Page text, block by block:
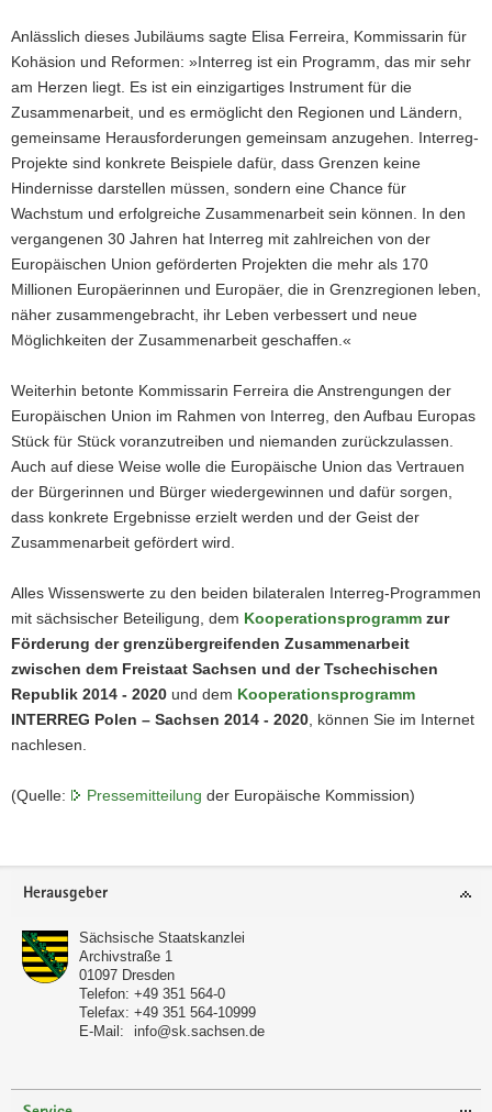
Anlässlich dieses Jubiläums sagte Elisa Ferreira, Kommissarin für
Kohäsion und Reformen: »Interreg ist ein Programm, das mir sehr
am Herzen liegt. Es ist ein einzigartiges Instrument für die
Zusammenarbeit, und es ermöglicht den Regionen und Ländern,
gemeinsame Herausforderungen gemeinsam anzugehen. Interreg-
Projekte sind konkrete Beispiele dafür, dass Grenzen keine
Hindernisse darstellen müssen, sondern eine Chance für
Wachstum und erfolgreiche Zusammenarbeit sein können. In den
vergangenen 30 Jahren hat Interreg mit zahlreichen von der
Europäischen Union geförderten Projekten die mehr als 170
Millionen Europäerinnen und Europäer, die in Grenzregionen leben,
näher zusammengebracht, ihr Leben verbessert und neue
Möglichkeiten der Zusammenarbeit geschaffen.«
Weiterhin betonte Kommissarin Ferreira die Anstrengungen der
Europäischen Union im Rahmen von Interreg, den Aufbau Europas
Stück für Stück voranzutreiben und niemanden zurückzulassen.
Auch auf diese Weise wolle die Europäische Union das Vertrauen
der Bürgerinnen und Bürger wiedergewinnen und dafür sorgen,
dass konkrete Ergebnisse erzielt werden und der Geist der
Zusammenarbeit gefördert wird.
Alles Wissenswerte zu den beiden bilateralen Interreg-Programmen
mit sächsischer Beteiligung, dem Kooperationsprogramm zur
Förderung der grenzübergreifenden Zusammenarbeit
zwischen dem Freistaat Sachsen und der Tschechischen
Republik 2014 - 2020 und dem Kooperationsprogramm
INTERREG Polen – Sachsen 2014 - 2020 , können Sie im Internet
nachlesen.
(Quelle: Pressemitteilung der Europäische Kommission)
Footer-
Herausgeber
Sächsische Staatskanzlei
Archivstraße 1
01097 Dresden
Telefon: +49 351 564-0
Telefax: +49 351 564-10999
E-Mail:
info@sk.sachsen.de